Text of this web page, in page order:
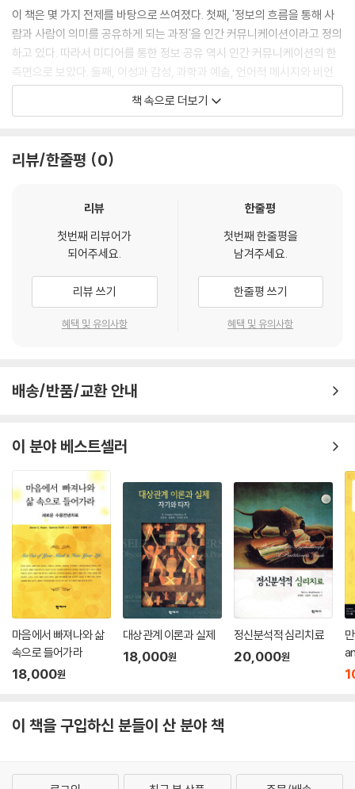
이 책은 몇 가지 전제를 바탕으로 쓰여졌다. 첫째, '정보의 흐름을 통해 사
람과 사람이 의미를 공유하게 되는 과정'을 인간 커뮤니케이션이라고 정의
하고 있다. 따라서 미디어를 통한 정보 공유 역시 인간 커뮤니케이션의 한
측면으로 보았다. 둘째, 이성과 감성, 과학과 예술, 언어적 메시지와 비언
어적 메시지, 남성과 여성, 동양과 서양 등의 대립 개념을 우열 개념이 아니
라 대등한 공존 개념으로 분석하고자 했다. 셋째, 사람과 사람을 연결해 주
션 구조가 미래의 커뮤니케이션 체계라고 할 때, 이것은 인간이 중심이 된
사회 심리학, 커뮤니케이션학, 언어학, 예술을 커뮤니케이션이라는 하나
례를 조화시키고 보편적 원리와 문화 특수성 사이에 균형을 이루고자 했
다. 끝으로, 인간 자체와 그들 사이에 이루어지는 커뮤니케이션 과정을 따
뜻한 눈으로 바라볼 수 있는 낙관적인 인간상을 유지하고자 했다. 커뮤니
케이션을 통해 행복해질 수 있는 인간의 모습을 추구하는 것이 목표였다고
책 속으로 더보기
리뷰/한줄평 0
리뷰
첫번째 리뷰어가
되어주세요.
리뷰 쓰기
혜택 및 유의사항
한줄평
첫번째 한줄평을
남겨주세요.
한줄평 쓰기
혜택 및 유의사항
배송/반품/교환 안내
이 분야 베스트셀러
마음에서 빠져나와 삶
속으로 들어가라
18,000원
대상관계 이론과 실제
18,000원
정신분석적 심리치료
20,000원
이 책을 구입하신 분들이 산 분야 책